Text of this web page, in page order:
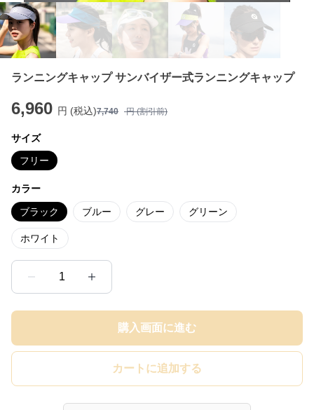
ランニングキャップ サンバイザー式ランニングキャップ
6,960 円 (税込)7,740 円 (割引前)
サイズ
フリー
カラー
ブラック ブルー グレー グリーン
ホワイト
1
購入画面に進む
カートに追加する